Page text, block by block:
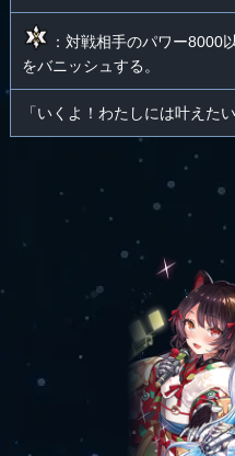
：対戦相手のパワー8000
をバニッシュする。
「いくよ！わたしには叶えた